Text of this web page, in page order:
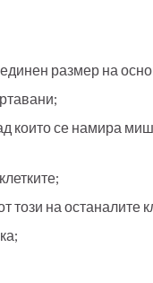
размер на
които се намира
този на останалите